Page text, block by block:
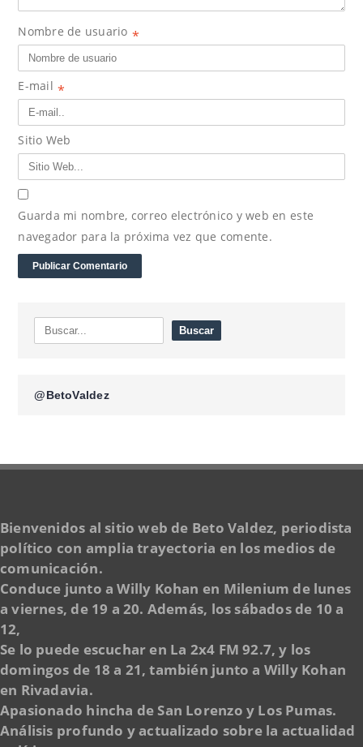
Nombre de usuario *
E-mail *
Sitio Web
Guarda mi nombre, correo electrónico y web en este
navegador para la próxima vez que comente.
@BetoValdez
Bienvenidos al sitio web de Beto Valdez, periodista
político con amplia trayectoria en los medios de
comunicación.
Conduce junto a Willy Kohan en Milenium de lunes
a viernes, de 19 a 20. Además, los sábados de 10 a
12,
Se lo puede escuchar en La 2x4 FM 92.7, y los
domingos de 18 a 21, también junto a Willy Kohan
en Rivadavia.
Apasionado hincha de San Lorenzo y Los Pumas.
Análisis profundo y actualizado sobre la actualidad